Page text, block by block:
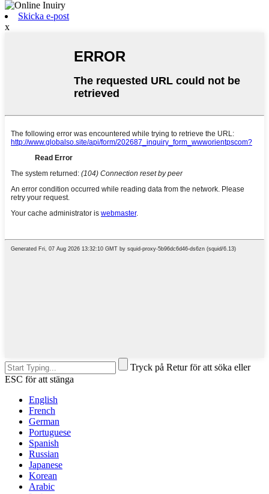
Skicka e-post
x
Tryck på Retur för att söka eller
ESC för att stänga
English
French
German
Portuguese
Spanish
Russian
Japanese
Korean
Arabic